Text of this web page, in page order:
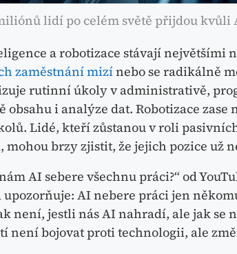
lidí po celém světě přijdou kvůli
a robotizace stávají největšími
zaměstnání mizínebo se radikálně
rutinní úkoly v administrativě,
i analýze dat. Robotizace zase
Lidé, kteří zůstanou v roli
brzy zjistit, že jejich pozice už
AI sebere všechnu práci?“ od
upozorňuje: AI nebere práci jen
není, jestli nás AI nahradí, ale jak se
není bojovat proti technologii, ale